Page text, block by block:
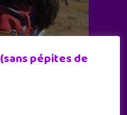
pépites de